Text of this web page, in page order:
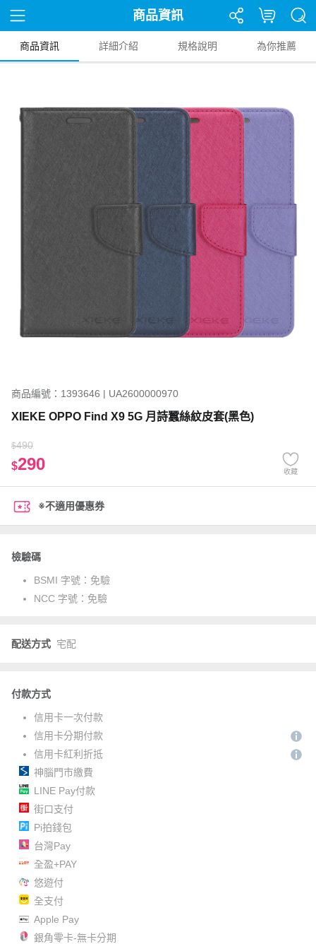
商品資訊
商品資訊 詳細介紹 規格說明 為你推薦
商品編號：1393646 | UA2600000970
XIEKE OPPO Find X9 5G 月詩蠶絲紋皮套(黑色)
$490
$290 收藏
※不適用優惠券
檢驗碼
BSMI 字號： 免驗
NCC 字號： 免驗
配送方式 宅配
付款方式
信用卡一次付款
信用卡分期付款
信用卡紅利折抵
神腦門市繳費
LINE Pay付款
街口支付
Pi拍錢包
台灣Pay
全盈+PAY
悠遊付
全支付
Apple Pay
銀角零卡-無卡分期